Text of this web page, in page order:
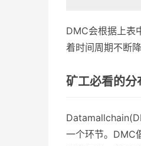
DMC会根据上表
着时间周期不断
矿工必看的分
一个环节。DMC